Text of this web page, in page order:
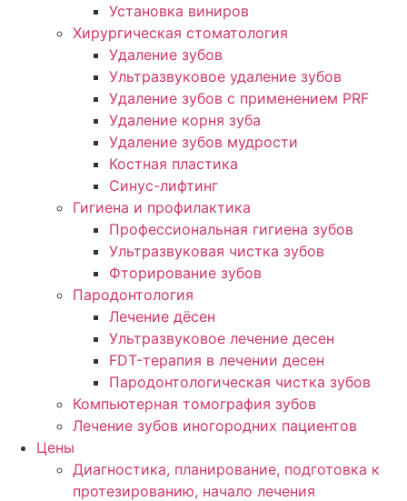
Установка виниров
Хирургическая стоматология
Удаление зубов
Ультразвуковое удаление зубов
Удаление зубов с применением PRF
Удаление корня зуба
Удаление зубов мудрости
Костная пластика
Синус-лифтинг
Гигиена и профилактика
Профессиональная гигиена зубов
Ультразвуковая чистка зубов
Фторирование зубов
Пародонтология
Лечение дёсен
Ультразвуковое лечение десен
FDT-терапия в лечении десен
Пародонтологическая чистка зубов
Компьютерная томография зубов
Лечение зубов иногородних пациентов
Цены
Диагностика, планирование, подготовка к
протезированию, начало лечения